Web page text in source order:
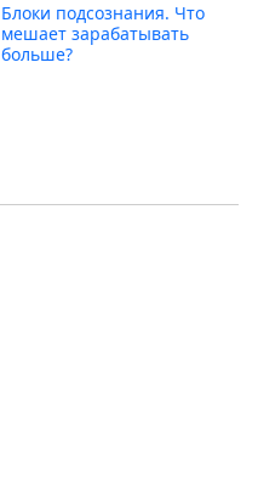
Блоки подсознания. Что
мешает зарабатывать
больше?